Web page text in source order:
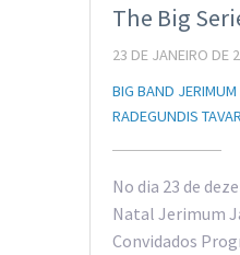
The Big
23 DE JANEIRO DE
BIG BAND
RADEGUNDIS
No dia 23 de
Natal Jerimum
Convidados